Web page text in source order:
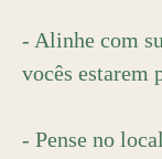
- Alinhe com
vocês estarem
- Pense no